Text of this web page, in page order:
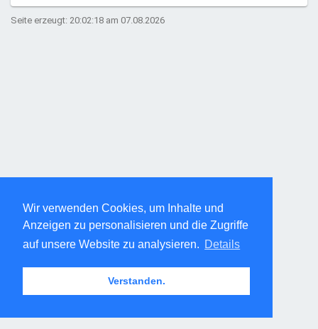
Wir verwenden Cookies, um Inhalte und
Anzeigen zu personalisieren und die Zugriffe
auf unsere Website zu analysieren. Details
Verstanden.
Seite erzeugt: 20:02:18 am 07.08.2026